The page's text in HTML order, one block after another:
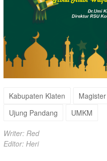
Kabupaten Klaten Magister
Ujung Pandang
UMKM
Writer: Red
Editor: Heri